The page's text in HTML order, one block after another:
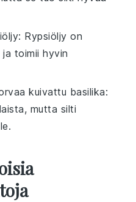
: Rypsiöljy on
toimii hyvin
kuivattu basilika:
mutta silti